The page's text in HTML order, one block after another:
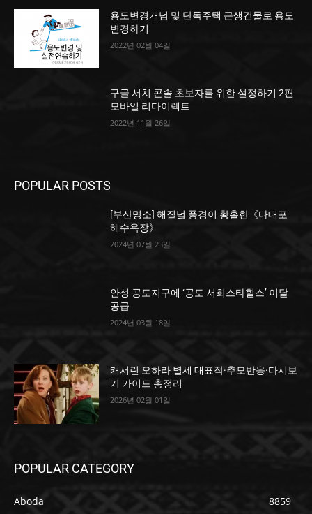
용도변경개념 및 단독주택 근생건물로 용도
변경하기
2022년 02월 04일
구글 서치 콘솔 초보자를 위한 설정하기 2편
모바일 리다이렉트
2022년 11월 26일
POPULAR POSTS
[부산명소] 해질녘 풍경이 황홀한《다대포
해수욕장》
2024년 07월 23일
안성 공도지구에 ‘공도 서희스타힐스’ 이달
공급
2024년 03월 18일
캐서린 오하라 별세 대표작·추모반응·다시보
기 가이드 총정리
2026년 02월 01일
POPULAR CATEGORY
Aboda
8859